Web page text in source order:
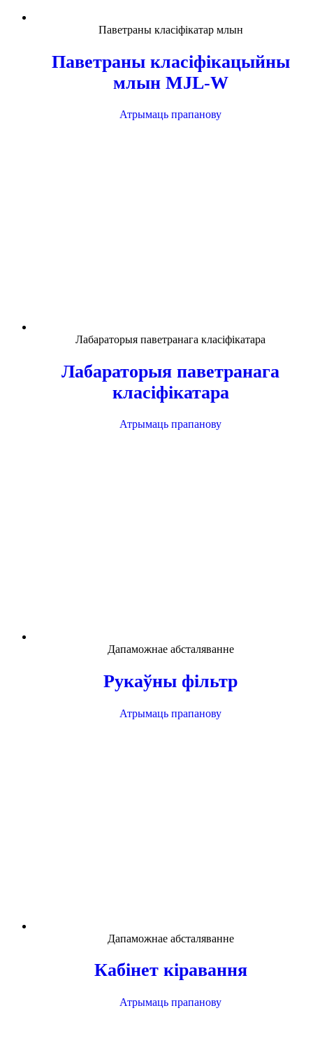
Паветраны класіфікатар млын
Паветраны класіфікацыйны
млын MJL-W
Атрымаць прапанову
Лабараторыя паветранага класіфікатара
Лабараторыя паветранага
класіфікатара
Атрымаць прапанову
Дапаможнае абсталяванне
Рукаўны фільтр
Атрымаць прапанову
Дапаможнае абсталяванне
Кабінет кіравання
Атрымаць прапанову